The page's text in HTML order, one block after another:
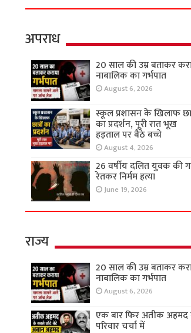
अपराध
20 साल की उम्र बताकर
नाबालिक का गर्भपात
August 6, 2026
स्कूल प्रशासन के खिलाफ
का प्रदर्शन, पूरी रात भूख
हड़ताल पर बैठे बच्चे
August 4, 2026
26 वर्षीय दलित युवक की
रेतकर निर्मम हत्या
June 19, 2026
राज्य
20 साल की उम्र बताकर
नाबालिक का गर्भपात
August 6, 2026
एक बार फिर अतीक अहमद
परिवार चर्चा में